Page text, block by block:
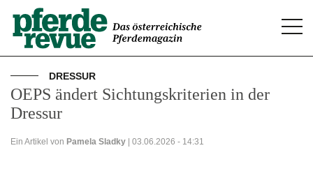
DRESSUR
OEPS ändert Sichtungskriterien in der
Dressur
Ein Artikel von Pamela Sladky | 03.06.2026 - 14:31